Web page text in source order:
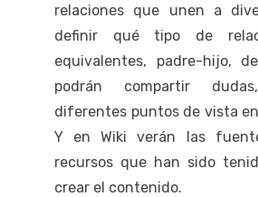
relaciones que unen a
definir qué tipo de
equivalentes, padre-hijo,
podrán compartir
diferentes puntos de vista
Y en Wiki verán las
recursos que han sido
crear el contenido.